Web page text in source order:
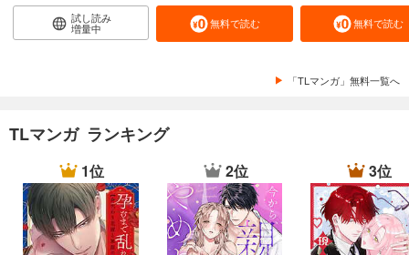
試し読み
増量中 無料で読む 無料で読む
「TLマンガ」無料一覧へ
TLマンガ ランキング
1位 2位 3位